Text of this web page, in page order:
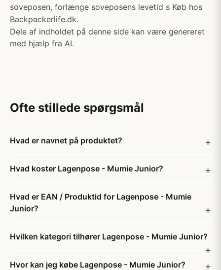
soveposen, forlænge soveposens levetid s Køb hos
Backpackerlife.dk.
Dele af indholdet på denne side kan være genereret
med hjælp fra AI.
Ofte stillede spørgsmål
Hvad er navnet på produktet?
Hvad koster Lagenpose - Mumie Junior?
Hvad er EAN / Produktid for Lagenpose - Mumie
Junior?
Hvilken kategori tilhører Lagenpose - Mumie Junior?
Hvor kan jeg købe Lagenpose - Mumie Junior?